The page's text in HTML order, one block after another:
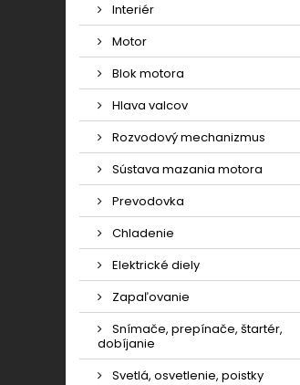
Interiér
Motor
Blok motora
Hlava valcov
Rozvodový mechanizmus
Sústava mazania motora
Prevodovka
Chladenie
Elektrické diely
Zapaľovanie
Snímače, prepínače, štartér,
dobíjanie
Svetlá, osvetlenie, poistky